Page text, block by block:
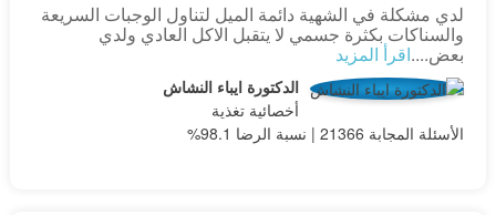
لدي مشكلة في الشهية دائمة الميل لتناول الوجبات السريعة
والسناكات بكثرة جسمي لا يتقبل الاكل العادي ولدي
بعض....اقرأ المزيد
الدكتورة ايباء النشاش
أخصائية تغذية
الأسئلة المجابة 21366 | نسبة الرضا 98.1%